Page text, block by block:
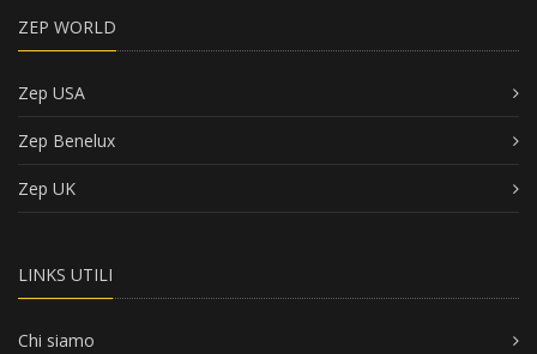
ZEP WORLD
Zep USA
Zep Benelux
Zep UK
LINKS UTILI
Chi siamo